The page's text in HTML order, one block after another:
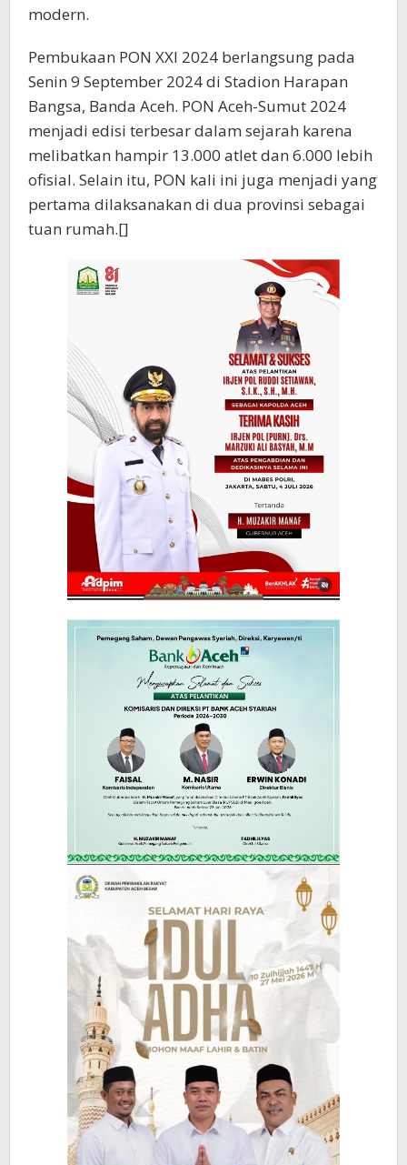
modern.
Pembukaan PON XXI 2024 berlangsung pada
Senin 9 September 2024 di Stadion Harapan
Bangsa, Banda Aceh. PON Aceh-Sumut 2024
menjadi edisi terbesar dalam sejarah karena
melibatkan hampir 13.000 atlet dan 6.000 lebih
ofisial. Selain itu, PON kali ini juga menjadi yang
pertama dilaksanakan di dua provinsi sebagai
tuan rumah.[]